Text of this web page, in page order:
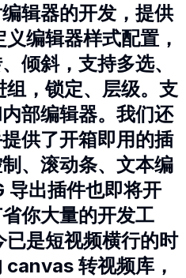
辑器的开发，提供
编辑器样式配置，
倾斜，支持多选、
，锁定、层级。支
部编辑器。我们还
供了开箱即用的插
、滚动条、文本编
导出插件也即将开
你大量的开发工
是短视频横行的时
转视频库，